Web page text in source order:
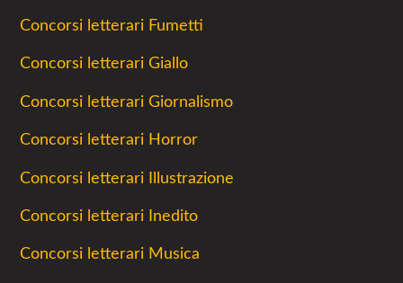
Concorsi letterari Fumetti
Concorsi letterari Giallo
Concorsi letterari Giornalismo
Concorsi letterari Horror
Concorsi letterari Illustrazione
Concorsi letterari Inedito
Concorsi letterari Musica